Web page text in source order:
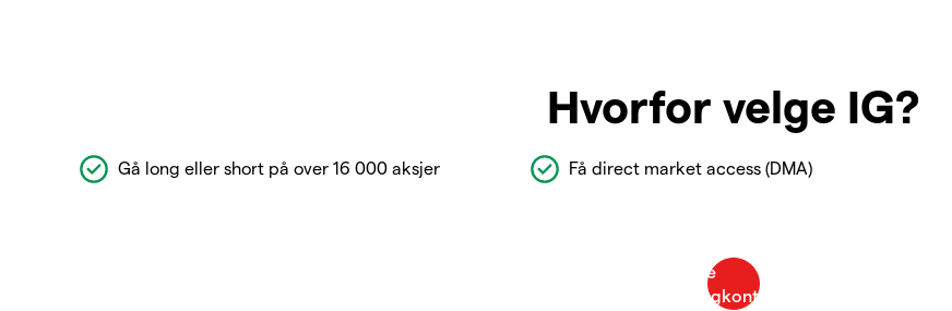
Hvorfor velge IG?
Gå long eller short på over 16 000 aksjer Få direct market access (DMA)